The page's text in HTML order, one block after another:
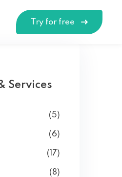
Try for free
Services
(5)
(6)
(17)
(8)